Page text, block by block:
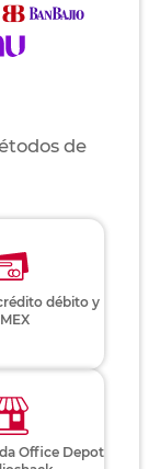
de
débito y
Office Depot